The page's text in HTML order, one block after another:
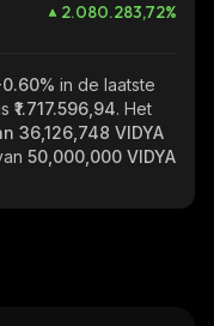
2.080.283,72%
in de laatste
₹1.717.596,94. Het
36,126,748 VIDYA
50,000,000 VIDYA